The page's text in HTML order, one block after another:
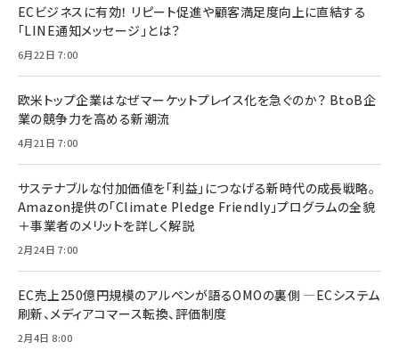
ECビジネスに有効！ リピート促進や顧客満足度向上に直結する
「LINE通知メッセージ」とは？
6月22日 7:00
欧米トップ企業はなぜマーケットプレイス化を急ぐのか？ BtoB企
業の競争力を高める新潮流
4月21日 7:00
サステナブルな付加価値を「利益」につなげる新時代の成長戦略。
Amazon提供の「Climate Pledge Friendly」プログラムの全貌
＋事業者のメリットを詳しく解説
2月24日 7:00
EC売上250億円規模のアルペンが語るOMOの裏側 ―ECシステム
刷新、メディアコマース転換、評価制度
2月4日 8:00